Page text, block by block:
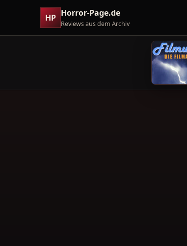
HP Horror-Page.de
Reviews aus dem Archiv